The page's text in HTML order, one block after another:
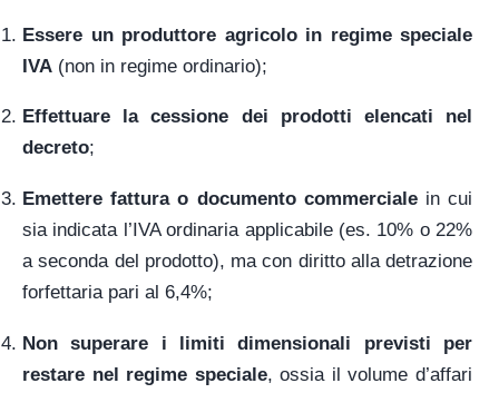
Essere un produttore agricolo in regime speciale
IVA (non in regime ordinario);
Effettuare la cessione dei prodotti elencati nel
decreto;
Emettere fattura o documento commercialein cui
sia indicata l’IVA ordinaria applicabile (es. 10% o 22%
a seconda del prodotto), ma con diritto alla detrazione
forfettaria pari al 6,4%;
Non superare i limiti dimensionali previsti per
restare nel regime speciale, ossia il volume d’affari